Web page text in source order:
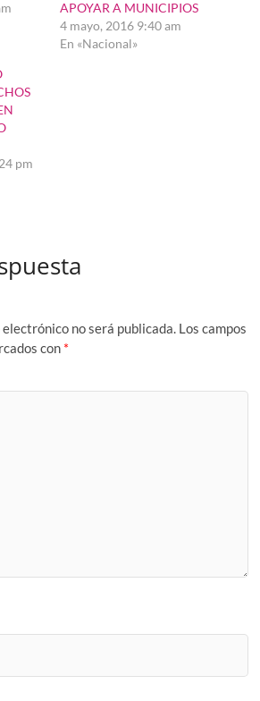
APOYAR A MUNICIPIOS
4 mayo, 2016 9:40 am
En «Nacional»
pm
no será publicada. Los campos
con *